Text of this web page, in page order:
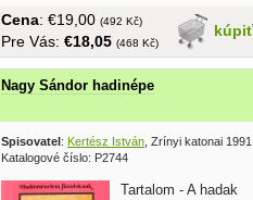
kúpiť
Cena: €19,00 (492 Kč)
Pre Vás: €18,05 (468 Kč)
Nagy Sándor hadinépe
Spisovatel: Kertész István , Zrínyi katonai 1991
Katalogové číslo: P2744
Tartalom - A hadak